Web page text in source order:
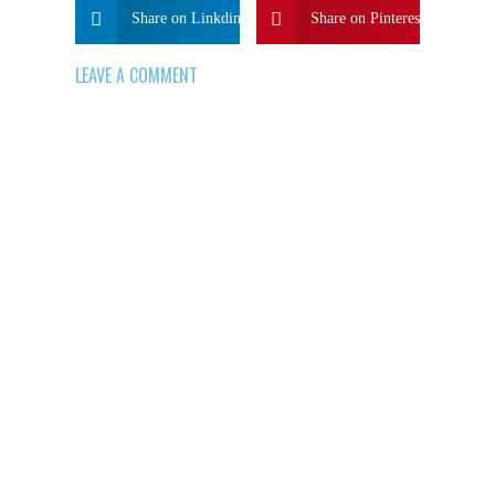
Share on Linkdin Share on Pinterest
LEAVE A COMMENT